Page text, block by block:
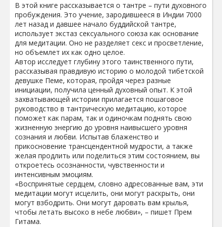
В этой книге рассказывается о тантре – пути духовного
пробуждения. Это учение, зародившееся в Индии 7000
лет назад и давшее начало буддийской тантре,
использует экстаз сексуального союза как основание
для медитации. Оно не разделяет секс и просветление,
но объемлет их как одно целое.
Автор исследует глубину этого таинственного пути,
рассказывая правдивую историю о молодой тибетской
девушке Пеме, которая, пройдя через разные
инициации, получила ценный духовный опыт. К этой
захватывающей истории прилагается пошаговое
руководство в тантрическую медитацию, которое
поможет как парам, так и одиночкам поднять свою
жизненную энергию до уровня наивысшего уровня
сознания и любви. Испытав блаженство и
прикосновение трансцендентной мудрости, а также
желая продлить или поделиться этим состоянием, вы
откроетесь осознанности, чувственности и
интенсивным эмоциям.
«Воспринятые сердцем, словно адресованные вам, эти
медитации могут исцелить, они могут раскрыть, они
могут взбодрить. Они могут даровать вам крылья,
чтобы летать высоко в небе любви», – пишет Прем
Гитама.